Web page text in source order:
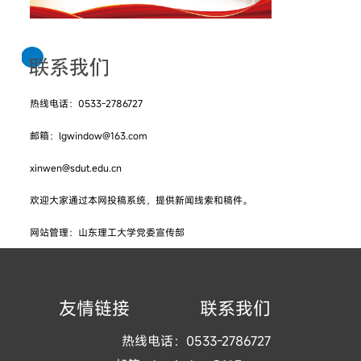
热线电话：0533-2786727
邮箱：lgwindow@163.com
xinwen@sdut.edu.cn
欢迎大家通过本网投稿系统，提供新闻线索和稿件。
网站管理：山东理工大学党委宣传部
友情链接 联系我们
热线电话：0533-2786727